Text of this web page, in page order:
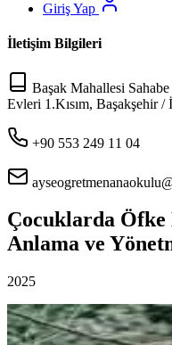
Giriş Yap
İletişim Bilgileri
Başak Mahallesi
Evleri 1.Kısım, Başakşehir /
+90 553 249 11 04
Çocuklarda
Anlama ve
2025